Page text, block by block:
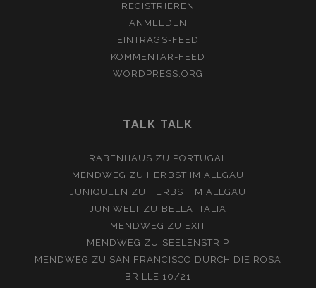
REGISTRIEREN
ANMELDEN
EINTRAGS-FEED
KOMMENTAR-FEED
WORDPRESS.ORG
TALK TALK
RABENHAUS ZU PORTUGAL
MENDWEG ZU HERBST IM ALLGÄU
JUNIQUEEN ZU HERBST IM ALLGÄU
JUNIWELT ZU BELLA ITALIA
MENDWEG ZU EXIT
MENDWEG ZU SEELENSTRIP
MENDWEG ZU SAN FRANCISCO DURCH DIE ROSA
BRILLE 10/21